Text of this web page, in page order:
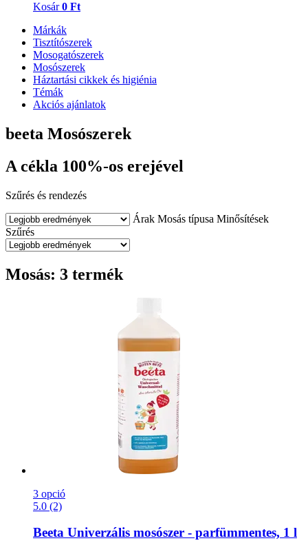
Kosár 0 Ft
Márkák
Tisztítószerek
Mosogatószerek
Mosószerek
Háztartási cikkek és higiénia
Témák
Akciós ajánlatok
beeta Mosószerek
A cékla 100%-os erejével
Szűrés és rendezés
Árak Mosás típusa Minősítések
Szűrés
Mosás: 3 termék
3 opció
5.0 (2)
Beeta Univerzális mosószer -​ parfümmentes, 1 l